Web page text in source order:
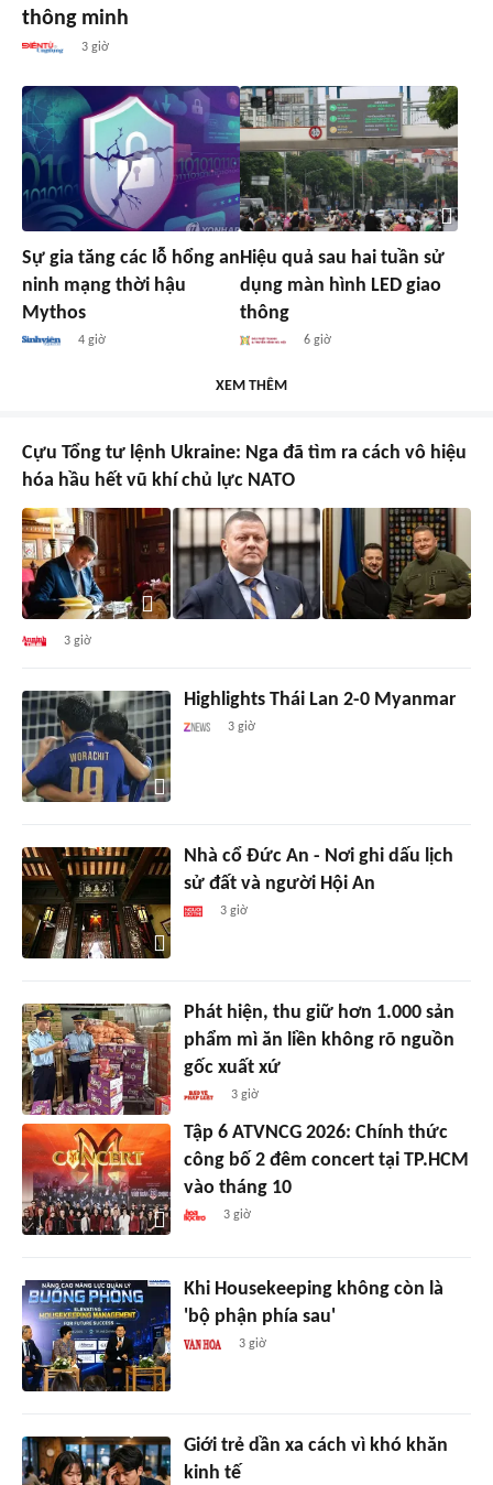
thông minh
3 giờ
Sự gia tăng các lỗ hổng an
ninh mạng thời hậu
Mythos
4 giờ
Hiệu quả sau hai tuần sử
dụng màn hình LED giao
thông
6 giờ
XEM THÊM
Cựu Tổng tư lệnh Ukraine: Nga đã tìm ra cách vô hiệu
hóa hầu hết vũ khí chủ lực NATO
3 giờ
Highlights Thái Lan 2-0 Myanmar
3 giờ
Nhà cổ Đức An - Nơi ghi dấu lịch
sử đất và người Hội An
3 giờ
Phát hiện, thu giữ hơn 1.000 sản
phẩm mì ăn liền không rõ nguồn
gốc xuất xứ
3 giờ
Tập 6 ATVNCG 2026: Chính thức
công bố 2 đêm concert tại TP.HCM
vào tháng 10
3 giờ
Khi Housekeeping không còn là
'bộ phận phía sau'
3 giờ
Giới trẻ dần xa cách vì khó khăn
kinh tế